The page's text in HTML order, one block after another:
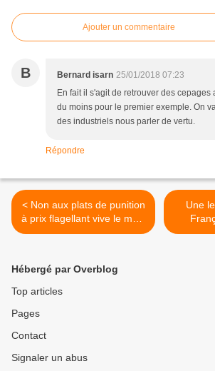
Ajouter un commentaire
B Bernard isarn 25/01/2018 07:23
En fait il s'agit de retrouver des cepages
du moins pour le premier exemple. On
des industriels nous parler de vertu.
Répondre
< Non aux plats de punition
à prix flagellant vive le méli-
mélo d’oreilles, de joues, de
Une
Hébergé par Overblog
Top articles
Pages
Contact
Signaler un abus